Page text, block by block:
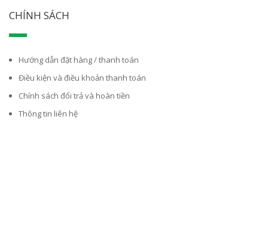
CHÍNH SÁCH
Hướng dẫn đặt hàng / thanh toán
Điều kiện và điều khoản thanh toán
Chính sách đổi trả và hoàn tiền
Thông tin liên hệ